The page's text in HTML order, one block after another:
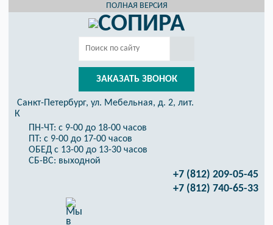
ПОЛНАЯ ВЕРСИЯ
ЗАКАЗАТЬ ЗВОНОК
Санкт-Петербург, ул. Мебельная, д. 2, лит.
К
ПН-ЧТ: с 9-00 до 18-00 часов
ПТ: с 9-00 до 17-00 часов
ОБЕД с 13-00 до 13-30 часов
СБ-ВС: выходной
+7 (812) 209-05-45
+7 (812) 740-65-33